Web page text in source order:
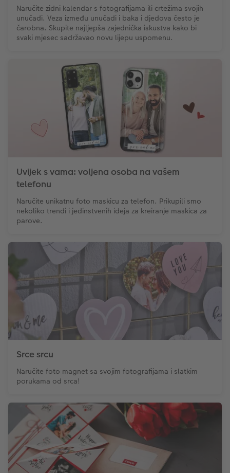
Naručite zidni kalendar s fotografijama ili crtežima svojih
unučadi. Veza između unučadi i baka i djedova često je
čarobna. Skupite najljepša zajednička iskustva kako bi
svaki mjesec sadržavao novu lijepu uspomenu.
Uvijek s vama: voljena osoba na vašem
telefonu
Naručite unikatnu foto maskicu za telefon. Prikupili smo
nekoliko trendi i jedinstvenih ideja za kreiranje maskica za
parove.
Srce srcu
Naručite foto magnet sa svojim fotografijama i slatkim
porukama od srca!